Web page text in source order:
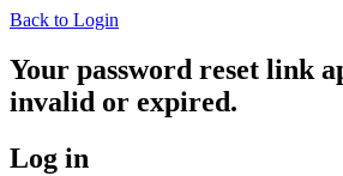
Back to Login
Your password reset link
invalid or expired.
Log in